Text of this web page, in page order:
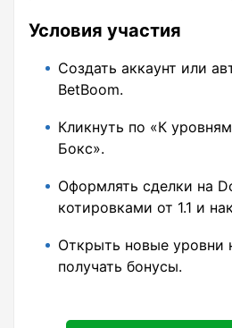
Условия участия
Создать аккаунт или
BetBoom.
Кликнуть по «К
Бокс».
Оформлять сделки на
котировками от 1.1 и
Открыть новые уровни
получать бонусы.